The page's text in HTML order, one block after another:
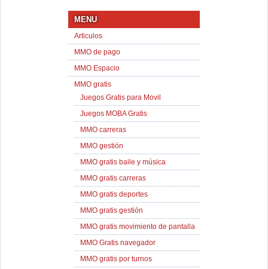
MENU
Articulos
MMO de pago
MMO Espacio
MMO gratis
Juegos Gratis para Movil
Juegos MOBA Gratis
MMO carreras
MMO gestión
MMO gratis baile y música
MMO gratis carreras
MMO gratis deportes
MMO gratis gestión
MMO gratis movimiento de pantalla
MMO Gratis navegador
MMO gratis por turnos